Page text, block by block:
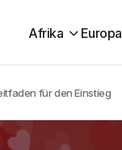
Afrika Europa
für den Einstieg